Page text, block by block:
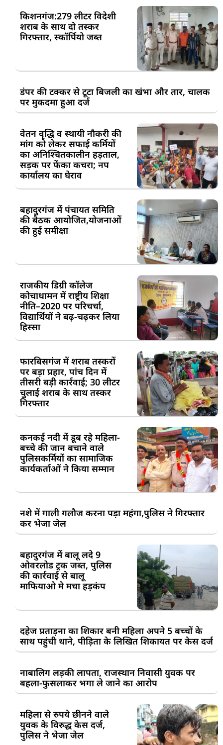
किशनगंज:279 लीटर विदेशी
शराब के साथ दो तस्कर
गिरफ्तार, स्कॉर्पियो जब्त
डंपर की टक्कर से टूटा बिजली का खंभा और तार, चालक
पर मुकदमा हुआ दर्ज
वेतन वृद्धि व स्थायी नौकरी की
मांग को लेकर सफाई कर्मियों
का अनिश्चितकालीन हड़ताल,
सड़क पर फेंका कचरा; नप
कार्यालय का घेराव
बहादुरगंज में पंचायत समिति
की बैठक आयोजित,योजनाओं
की हुई समीक्षा
राजकीय डिग्री कॉलेज
कोचाधामन में राष्ट्रीय शिक्षा
नीति–2020 पर परिचर्चा,
विद्यार्थियों ने बढ़-चढ़कर लिया
हिस्सा
फारबिसगंज में शराब तस्करों
पर बड़ा प्रहार, पांच दिन में
तीसरी बड़ी कार्रवाई; 30 लीटर
चुलाई शराब के साथ तस्कर
गिरफ्तार
कनकई नदी में डूब रहे महिला-
बच्चे की जान बचाने वाले
पुलिसकर्मियों का सामाजिक
कार्यकर्ताओं ने किया सम्मान
नशे में गाली गलौज करना पड़ा महंगा,पुलिस ने गिरफ्तार
कर भेजा जेल
बहादुरगंज में बालू लदे 9
ओवरलोड ट्रक जब्त, पुलिस
की कार्रवाई से बालू
माफियाओ मे मचा हड़कंप
दहेज प्रताड़ना का शिकार बनी महिला अपने 5 बच्चों के
साथ पहुंची थाने, पीड़िता के लिखित शिकायत पर केस दर्ज
नाबालिग लड़की लापता, राजस्थान निवासी युवक पर
बहला-फुसलाकर भगा ले जाने का आरोप
महिला से रुपये छीनने वाले
युवक के विरुद्ध केस दर्ज,
पुलिस ने भेजा जेल